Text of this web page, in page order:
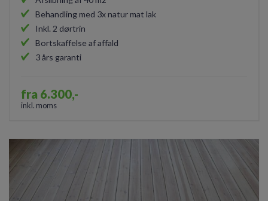
Behandling med 3x natur mat lak
Inkl. 2 dørtrin
Bortskaffelse af affald
3 års garanti
fra 6.300,-
inkl. moms